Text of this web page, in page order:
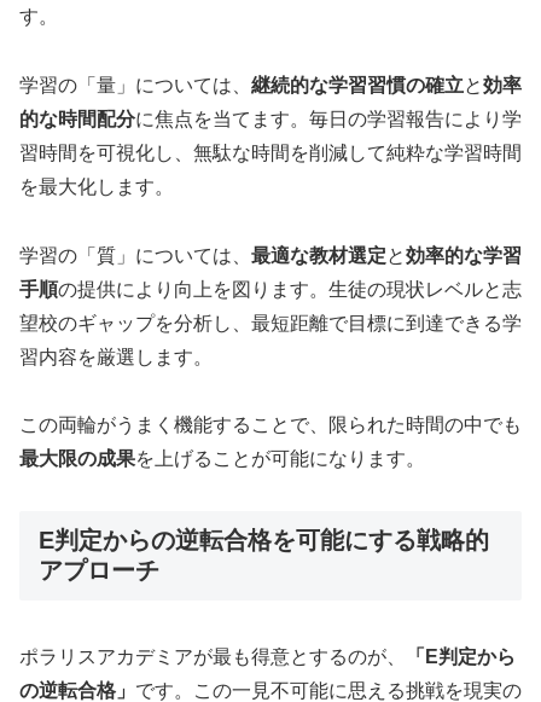
す。
学習の「量」については、 継続的な学習習慣の確立と効率
的な時間配分に焦点を当てます。毎日の学習報告により学
習時間を可視化し、無駄な時間を削減して純粋な学習時間
を最大化します。
学習の「質」については、 最適な教材選定と効率的な学習
手順の提供により向上を図ります。生徒の現状レベルと志
望校のギャップを分析し、最短距離で目標に到達できる学
習内容を厳選します。
この両輪がうまく機能することで、限られた時間の中でも
最大限の成果を上げることが可能になります。
E判定からの逆転合格を可能にする戦略的
アプローチ
ポラリスアカデミアが最も得意とするのが、
「E判定から
の逆転合格」 です。この一見不可能に思える挑戦を現実の